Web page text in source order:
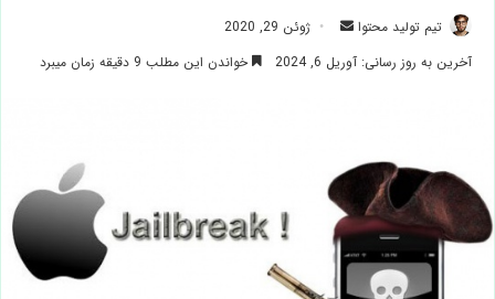
تیم تولید محتوا
ارسال
ایمیل
ژوئن 29, 2020
آخرین به روز رسانی: آوریل 6, 2024
خواندن این مطلب 9 دقیقه زمان میبرد